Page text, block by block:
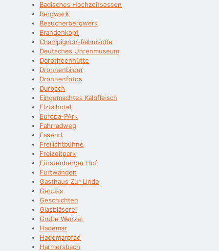
Badisches Hochzeitsessen
Bergwerk
Besucherbergwerk
Brandenkopf
Champignon-Rahmsoße
Deutsches Uhrenmuseum
Dorotheenhütte
Drohnenbilder
Drohnenfotos
Durbach
Eingemachtes Kalbfleisch
Elztalhotel
Europa-PArk
Fahrradweg
Fasend
Freilichtbühne
Freizeitpark
Fürstenberger Hof
Furtwangen
Gasthaus Zur Linde
Genuss
Geschichten
Glasbläserei
Grube Wenzel
Hademar
Hademarpfad
Harmersbach